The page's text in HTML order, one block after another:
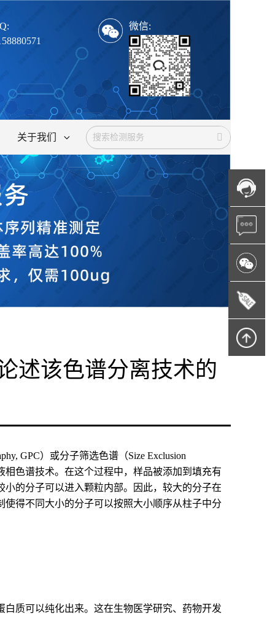
微信:
关于我们
述该色谱分离技术的
GPC）或分子筛选色谱（Size Exclusion
相色谱技术。在这个过程中，样品被添加到填充有
的分子可以进入颗粒内部。因此，较大的分子在
得不同大小的分子可以按照大小顺序从柱子中分
质可以纯化出来。这在生物医学研究、药物开发